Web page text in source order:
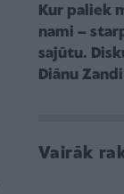
Kur paliek
nami –
sajūtu.
Diānu Zandi
Vairāk